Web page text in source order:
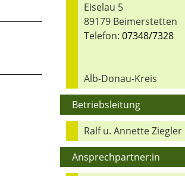
Eiselau 5
89179 Beimerstetten
Telefon:07348/7328
Alb-Donau-Kreis
Betriebsleitung
Ralf u. Annette Ziegler
Ansprechpartner:in